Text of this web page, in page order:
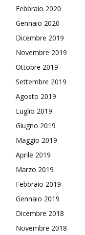
Febbraio 2020
Gennaio 2020
Dicembre 2019
Novembre 2019
Ottobre 2019
Settembre 2019
Agosto 2019
Luglio 2019
Giugno 2019
Maggio 2019
Aprile 2019
Marzo 2019
Febbraio 2019
Gennaio 2019
Dicembre 2018
Novembre 2018